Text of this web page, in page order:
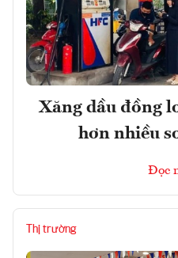
Xăng dầu đồng
hơn nhiều
Đọc
Thị trường